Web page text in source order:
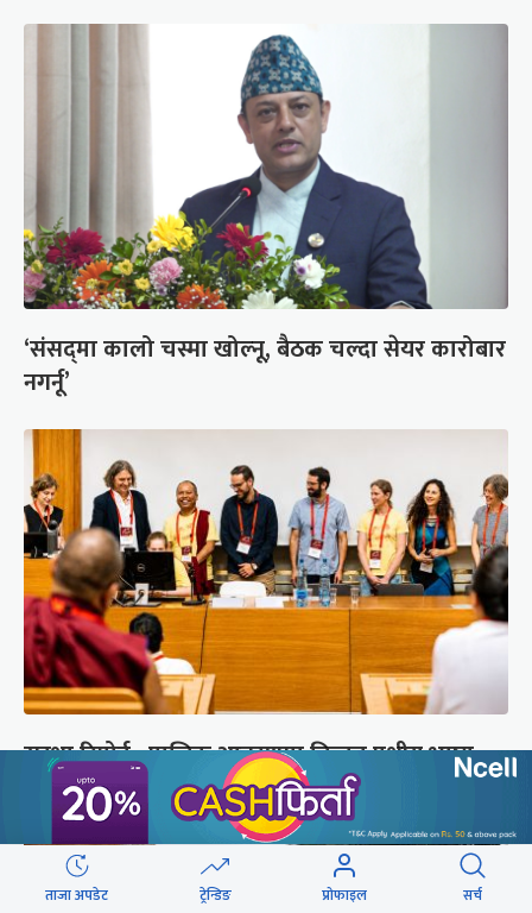
‘संसद्‍मा कालो चस्मा खोल्नू, बैठक चल्दा सेयर कारोबार
नगर्नू’
सुरक्षा रिपोर्ट : प्राज्ञिक आवरणमा तिब्बत पक्षीय भाष्य
निर्माणको योजना
ताजा अपडेट ट्रेन्डिङ प्रोफाइल सर्च